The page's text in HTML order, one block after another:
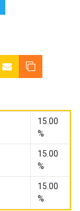
15.00
%
15.00
%
15.00
%